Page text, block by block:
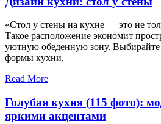
«Стол у стены на кухне — это не
Такое расположение экономит
уютную обеденную зону. Выбирайте
формы кухни,
Read More
Голубая кухня (115 фото):
яркими акцентами